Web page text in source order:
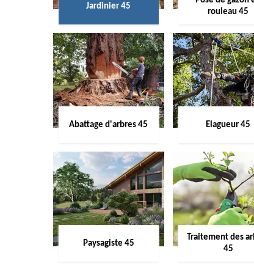
Jardinier 45
rouleau 45
Abattage d'arbres 45 Elagueur 45
Paysagiste 45
Traitement des
45